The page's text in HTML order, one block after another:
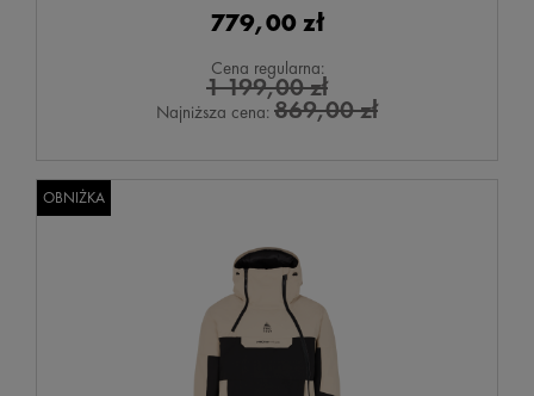
779,00 zł
Cena regularna:
1 199,00 zł
Najniższa cena: 869,00 zł
OBNIŻKA